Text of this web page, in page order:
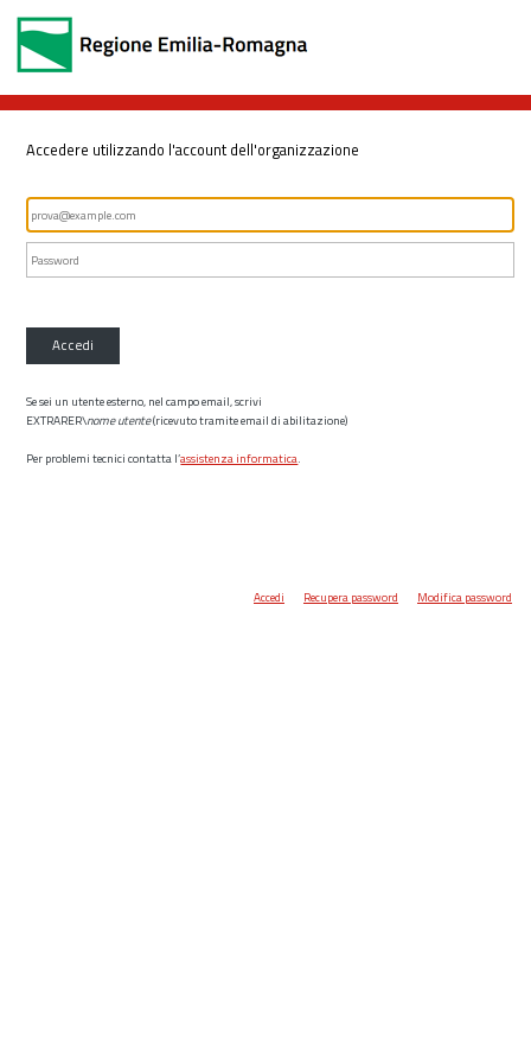
Accedere utilizzando l'account dell'organizzazione
Accedi
Se sei un utente esterno, nel campo email, scrivi
EXTRARER\nome utente(ricevuto tramite email di abilitazione)
Per problemi tecnici contatta l’assistenza informatica.
Accedi Recupera password Modifica password